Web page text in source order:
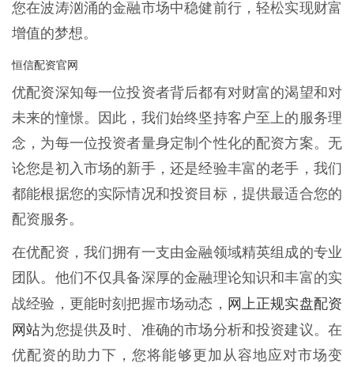
您在波涛汹涌的金融市场中稳健前行，轻松实现财富
增值的梦想。
恒信配资官网
优配资深知每一位投资者背后都有对财富的渴望和对
未来的憧憬。因此，我们始终坚持客户至上的服务理
念，为每一位投资者量身定制个性化的配资方案。无
论您是初入市场的新手，还是经验丰富的老手，我们
都能根据您的实际情况和投资目标，提供最适合您的
配资服务。
在优配资，我们拥有一支由金融领域精英组成的专业
团队。他们不仅具备深厚的金融理论知识和丰富的实
战经验，更能时刻把握市场动态， 网上正规实盘配资
网站为您提供及时、准确的市场分析和投资建议。在
优配资的助力下，您将能够更加从容地应对市场变